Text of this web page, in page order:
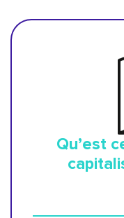
Qu’est